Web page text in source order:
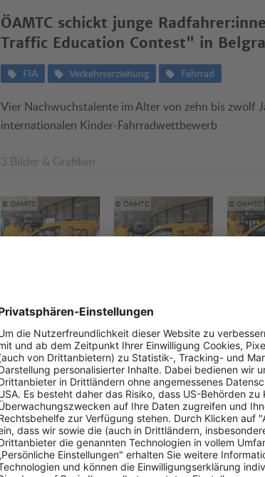
ÖAMTC schickt junge
Traffic Education Contest" in
FIA Verkehrserziehung Fahrrad
Vier Nachwuchstalente im Alter von zehn bis zwölf
internationalen Kinder-Fahrradwettbewerb
3 Bilder & Grafiken
© ÖAMTC © ÖAMTC © ÖAMTC
ÖAMTC: So sind Kinder sicher
rechtliche Rahmenbedingungen
Schule Kinder Verkehrserziehung
Der Mobilitätsclub informiert rund um Schulbeginn
und Nutzung von Öffis, Rad & Co